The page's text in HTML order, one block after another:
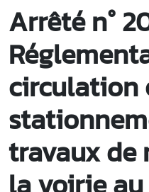
Arrêté n°
circulation
travaux de